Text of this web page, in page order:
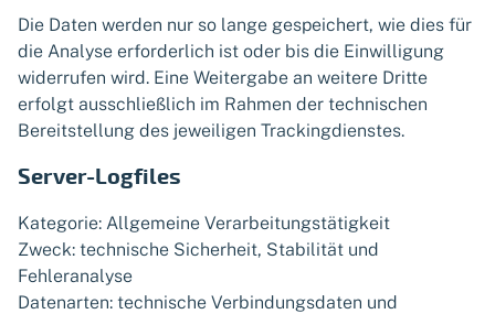
Die Daten werden nur so lange gespeichert, wie dies für
die Analyse erforderlich ist oder bis die Einwilligung
widerrufen wird. Eine Weitergabe an weitere Dritte
erfolgt ausschließlich im Rahmen der technischen
Bereitstellung des jeweiligen Trackingdienstes.
Server-Logfiles
Kategorie: Allgemeine Verarbeitungstätigkeit
Zweck: technische Sicherheit, Stabilität und
Fehleranalyse
Datenarten: technische Verbindungsdaten und